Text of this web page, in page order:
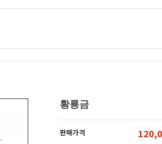
황룡금
판매가격